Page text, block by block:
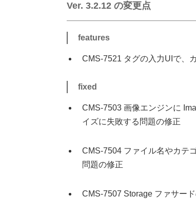
Ver. 3.2.12 の変更点
features
CMS-7521 タグの入力UIで、
fixed
CMS-7503 画像エンジンに
イズに失敗する問題の修正
CMS-7504 ファイル名やカテ
問題の修正
CMS-7507 Storage ファサー